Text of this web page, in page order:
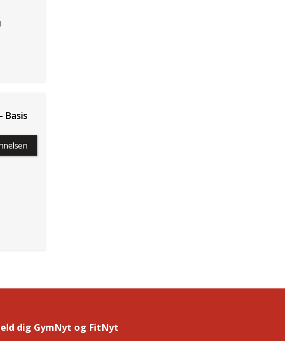
Basis
dig GymNyt og FitNyt